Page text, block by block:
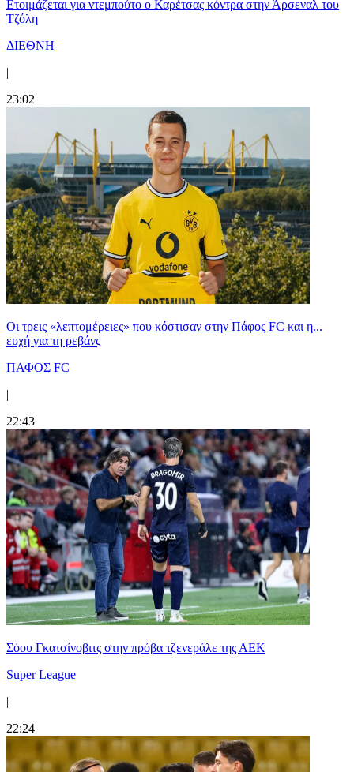
Ετοιμάζεται για ντεμπούτο ο Καρέτσας κόντρα στην Άρσεναλ του
Τζόλη
ΔΙΕΘΝΗ
|
23:02
Οι τρεις «λεπτομέρειες» που κόστισαν στην Πάφος FC και η...
ευχή για τη ρεβάνς
ΠΑΦΟΣ FC
|
22:43
Σόου Γκατσίνοβιτς στην πρόβα τζενεράλε της ΑΕΚ
Super League
|
22:24